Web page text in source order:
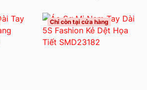
Chỉ còn tại cửa hàng